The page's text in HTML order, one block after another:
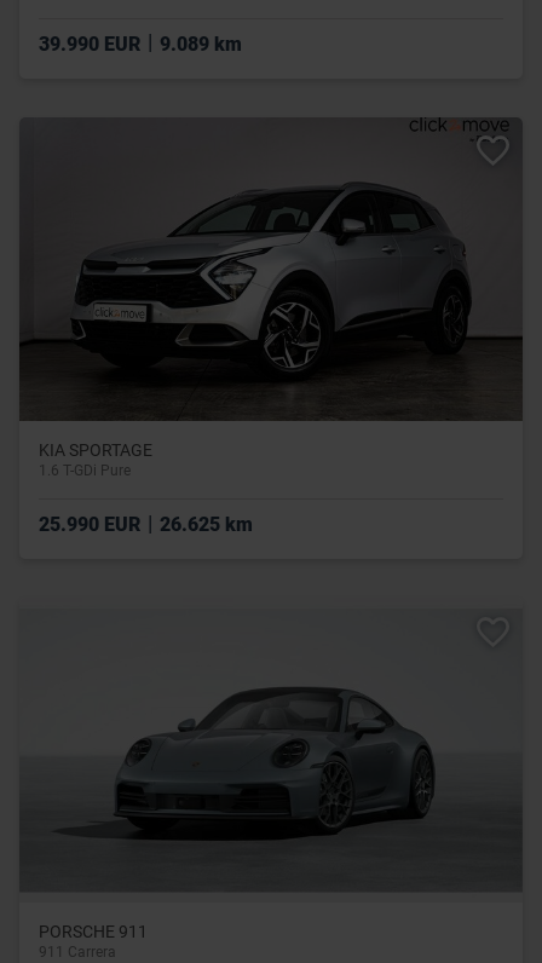
39.990 EUR 9.089 km
KIA SPORTAGE
1.6 T-GDi Pure
25.990 EUR | 26.625 km
PORSCHE 911
911 Carrera